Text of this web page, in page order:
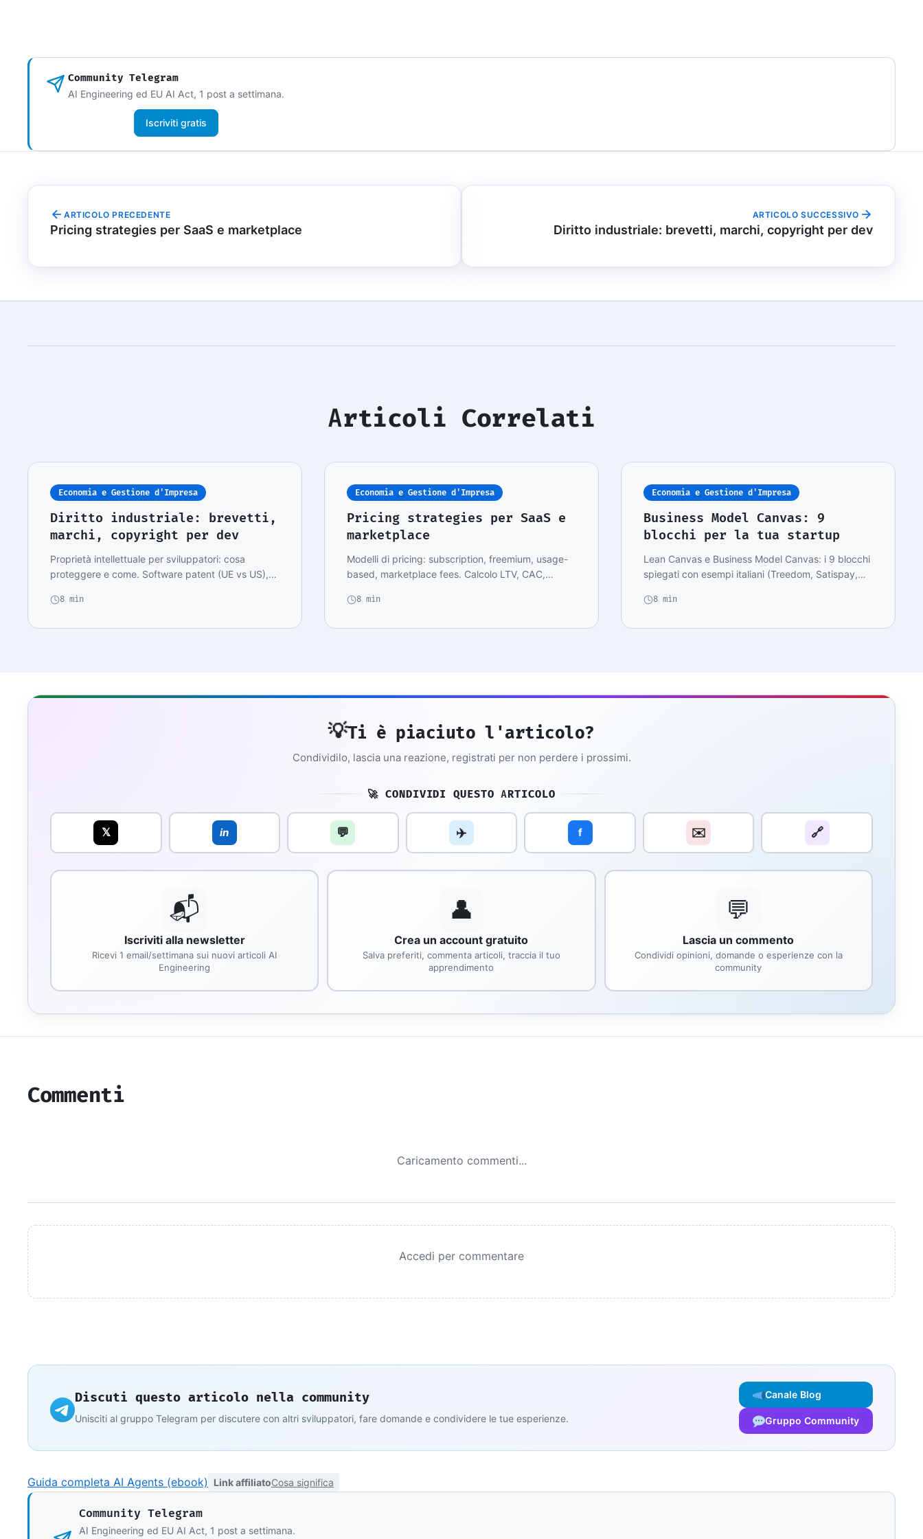
Community Telegram
AI Engineering ed EU AI Act, 1 post a settimana.
Iscriviti gratis
ARTICOLO PRECEDENTE
Pricing strategies per SaaS e marketplace
ARTICOLO SUCCESSIVO
Diritto industriale: brevetti, marchi, copyright per dev
Articoli Correlati
Economia e Gestione d'Impresa
Diritto industriale: brevetti,
marchi, copyright per dev
Proprietà intellettuale per sviluppatori: cosa
proteggere e come. Software patent (UE vs US),
8 min
Economia e Gestione d'Impresa
Pricing strategies per SaaS e
marketplace
Modelli di pricing: subscription, freemium, usage-
based, marketplace fees. Calcolo LTV, CAC,
8 min
Economia e Gestione d'Impresa
Business Model Canvas: 9
blocchi per la tua startup
Lean Canvas e Business Model Canvas: i 9 blocchi
spiegati con esempi italiani (Treedom, Satispay,
8 min
💡Ti è piaciuto l'articolo?
Condividilo, lascia una reazione, registrati per non perdere i prossimi.
🚀 CONDIVIDI QUESTO ARTICOLO
𝕏 in 💬 ✈️ f ✉️ 🔗
📬
Iscriviti alla newsletter
Ricevi 1 email/settimana sui nuovi articoli AI
Engineering
👤
Crea un account gratuito
Salva preferiti, commenta articoli, traccia il tuo
apprendimento
💬
Lascia un commento
Condividi opinioni, domande o esperienze con la
community
Commenti
Caricamento commenti...
Accedi per commentare
Discuti questo articolo nella community
Unisciti al gruppo Telegram per discutere con altri sviluppatori, fare domande e condividere le tue esperienze.
Canale Blog
Gruppo Community
Guida completa AI Agents (ebook) Link affiliatoCosa significa
Community Telegram
AI Engineering ed EU AI Act, 1 post a settimana.